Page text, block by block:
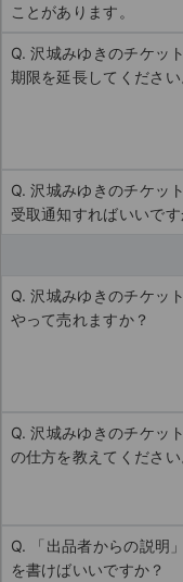
ことがあります。
Q. 沢城みゆきのチケッ
期限を延長してください
Q. 沢城みゆきのチケッ
受取通知すればいいです
Q. 沢城みゆきのチケッ
やって売れますか？
Q. 沢城みゆきのチケッ
の仕方を教えてください
Q. 「出品者からの説明
を書けばいいですか？